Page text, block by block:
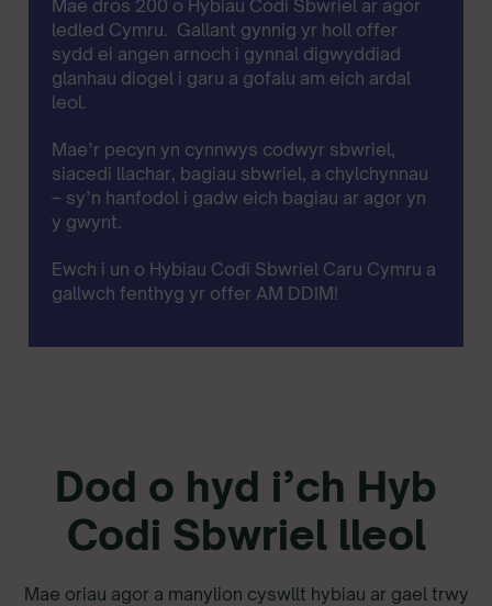
Mae dros 200 o Hybiau Codi Sbwriel ar agor
ledled Cymru. Gallant gynnig yr holl offer
sydd ei angen arnoch i gynnal digwyddiad
glanhau diogel i garu a gofalu am eich ardal
leol.
Mae’r pecyn yn cynnwys codwyr sbwriel,
siacedi llachar, bagiau sbwriel, a chylchynnau
– sy’n hanfodol i gadw eich bagiau ar agor yn
y gwynt.
Ewch i un o Hybiau Codi Sbwriel Caru Cymru a
gallwch fenthyg yr offer AM DDIM!
Dod o hyd i’ch Hyb
Codi Sbwriel lleol
Mae oriau agor a manylion cyswllt hybiau ar gael trwy